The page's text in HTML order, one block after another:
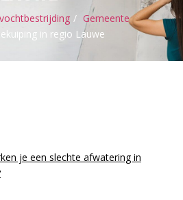
Gemeente
in regio Lauwe
je een slechte afwatering in